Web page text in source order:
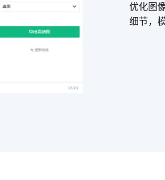
优化图
细节，